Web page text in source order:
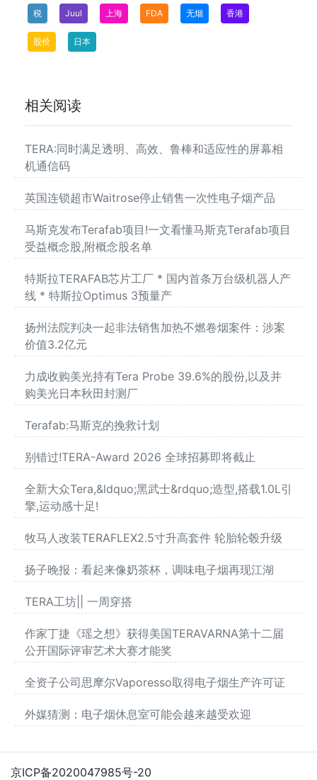
税 Juul 上海 FDA 无烟 香港
股价 日本
相关阅读
TERA:同时满足透明、高效、鲁棒和适应性的屏幕相
机通信码
英国连锁超市Waitrose停止销售一次性电子烟产品
马斯克发布Terafab项目!一文看懂马斯克Terafab项目
受益概念股,附概念股名单
特斯拉TERAFAB芯片工厂 * 国内首条万台级机器人产
线 * 特斯拉Optimus 3预量产
扬州法院判决一起非法销售加热不燃卷烟案件：涉案
价值3.2亿元
力成收购美光持有Tera Probe 39.6%的股份,以及并
购美光日本秋田封测厂
Terafab:马斯克的挽救计划
别错过!TERA-Award 2026 全球招募即将截止
全新大众Tera,&ldquo;黑武士&rdquo;造型,搭载1.0L引
擎,运动感十足!
牧马人改装TERAFLEX2.5寸升高套件 轮胎轮毂升级
扬子晚报：看起来像奶茶杯，调味电子烟再现江湖
TERA工坊|| 一周穿搭
作家丁捷《瑶之想》获得美国TERAVARNA第十二届
公开国际评审艺术大赛才能奖
全资子公司思摩尔Vaporesso取得电子烟生产许可证
外媒猜测：电子烟休息室可能会越来越受欢迎
京ICP备2020047985号-20